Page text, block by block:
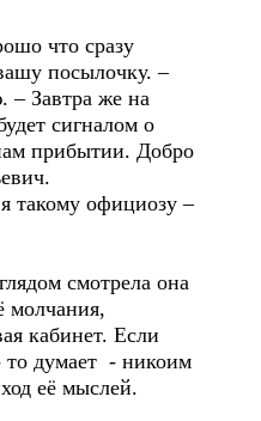
что сразу
посылочку. –
– Завтра же на
сигналом о
прибытии. Добро
такому официозу –
смотрела она
молчания,
кабинет. Если
думает - никоим
её мыслей.